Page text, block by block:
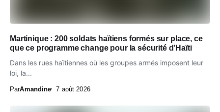
Martinique : 200 soldats haïtiens formés sur place, ce
que ce programme change pour la sécurité d’Haïti
Dans les rues haïtiennes où les groupes armés imposent leur
loi, la...
ParAmandine 7 août 2026